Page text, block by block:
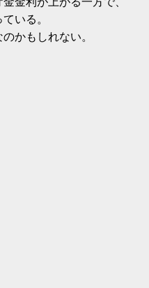
いる。
かもしれない。